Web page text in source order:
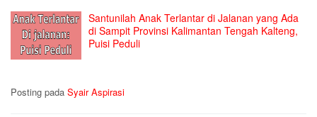
Santunilah Anak Terlantar di Jalanan yang Ada
di Sampit Provinsi Kalimantan Tengah Kalteng,
Puisi Peduli
Posting pada Syair Aspirasi